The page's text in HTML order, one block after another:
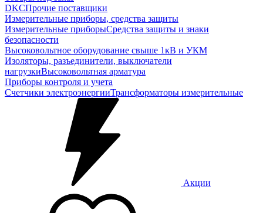
DKCПрочие поставщики
Измерительные приборы, средства защиты
Измерительные приборыСредства защиты и знаки
безопасности
Высоковольтное оборудование свыше 1кВ и УКМ
Изоляторы, разъединители, выключатели
нагрузкиВысоковольтная арматура
Приборы контроля и учета
Счетчики электроэнергииТрансформаторы измерительные
Акции